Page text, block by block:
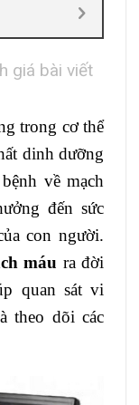
giá bài viết
trong cơ thể
dinh dưỡng
về mạch
đến sức
con người.
máu ra đời
quan sát vi
theo dõi các